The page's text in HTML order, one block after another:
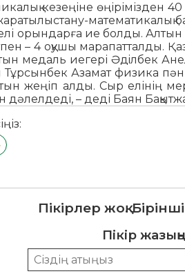
кезеңіне өңірімізден
математикалық
орындарға ие болды. Алтын
– 4 оқушы марапатталды.
медаль иегері Әдiлбек
Тұрсынбек Азамат физика
жеңіп алды. Сыр елінің
– деді Баян
Пікірлер жоқ.
Пікір